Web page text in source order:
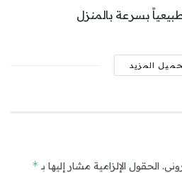
بسرعة بالمنزل
المزيد
الحقول الإلزامية مشار إليها بـ *